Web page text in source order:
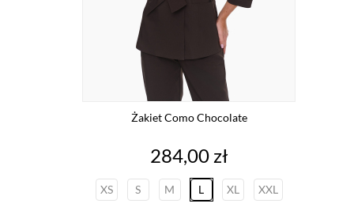
Żakiet Como Chocolate
Cena
284,00 zł
XS S M L XL XXL